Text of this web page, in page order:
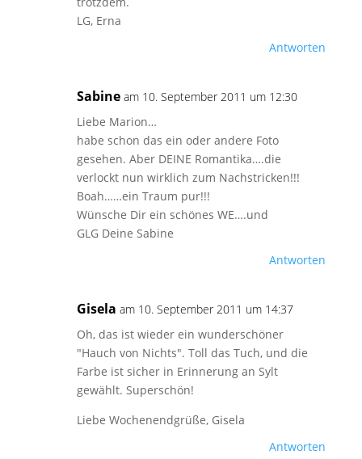
LG, Erna
Antworten
Sabine am 10. September 2011 um 12:30
Liebe Marion…
habe schon das ein oder andere Foto
gesehen. Aber DEINE Romantika….die
verlockt nun wirklich zum Nachstricken!!!
Boah……ein Traum pur!!!
Wünsche Dir ein schönes WE….und
GLG Deine Sabine
Antworten
Gisela am 10. September 2011 um 14:37
Oh, das ist wieder ein wunderschöner
"Hauch von Nichts". Toll das Tuch, und die
Farbe ist sicher in Erinnerung an Sylt
gewählt. Superschön!
Liebe Wochenendgrüße, Gisela
Antworten